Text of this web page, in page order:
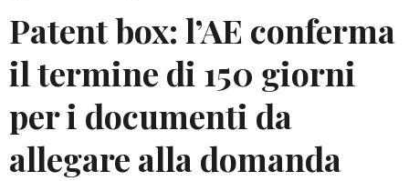
Patent box: l’AE conferma
il termine di 150 giorni
per i documenti da
allegare alla domanda